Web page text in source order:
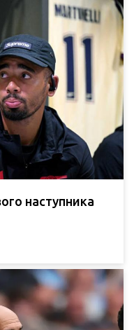
наступника